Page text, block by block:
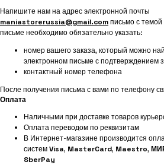
Напишите нам на адрес электронной почты
maniastorerussia@gmail.comписьмо с темой
письме необходимо обязательно указать:
номер вашего заказа, который можно
электронном письме с подтверждением
контактный номер телефона
После получения письма с вами по телефону
Оплата
Наличными при доставке товаров
Оплата переводом по реквизитам
В Интернет-магазине производится
системVisa, MasterCard, Maestro,
SberPay